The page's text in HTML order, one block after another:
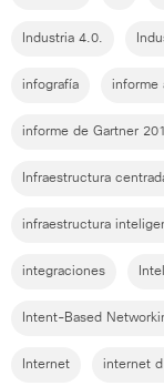
Industria 4.0.
infografía informe
informe de Gartner
Infraestructura
infraestructura
integraciones
Intent-Based
Internet internet